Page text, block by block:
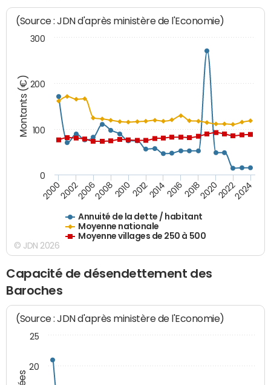
Montants (€)
(Source : JDN d'après ministère de l'Economie)
Annuité de la dette / habitant
Moyenne nationale
Moyenne villages de 250 à 500
200020022006200820102012201420162018202020222024
0
100
200
300
© JDN 2026
Capacité de désendettement des
Baroches
(Source : JDN d'après ministère de l'Economie)
20
25